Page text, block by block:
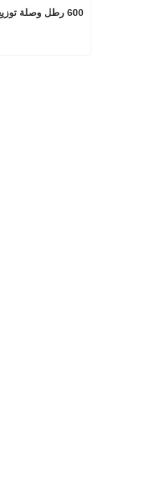
600 رطل وصلة توزيع وزن قضيب دائري